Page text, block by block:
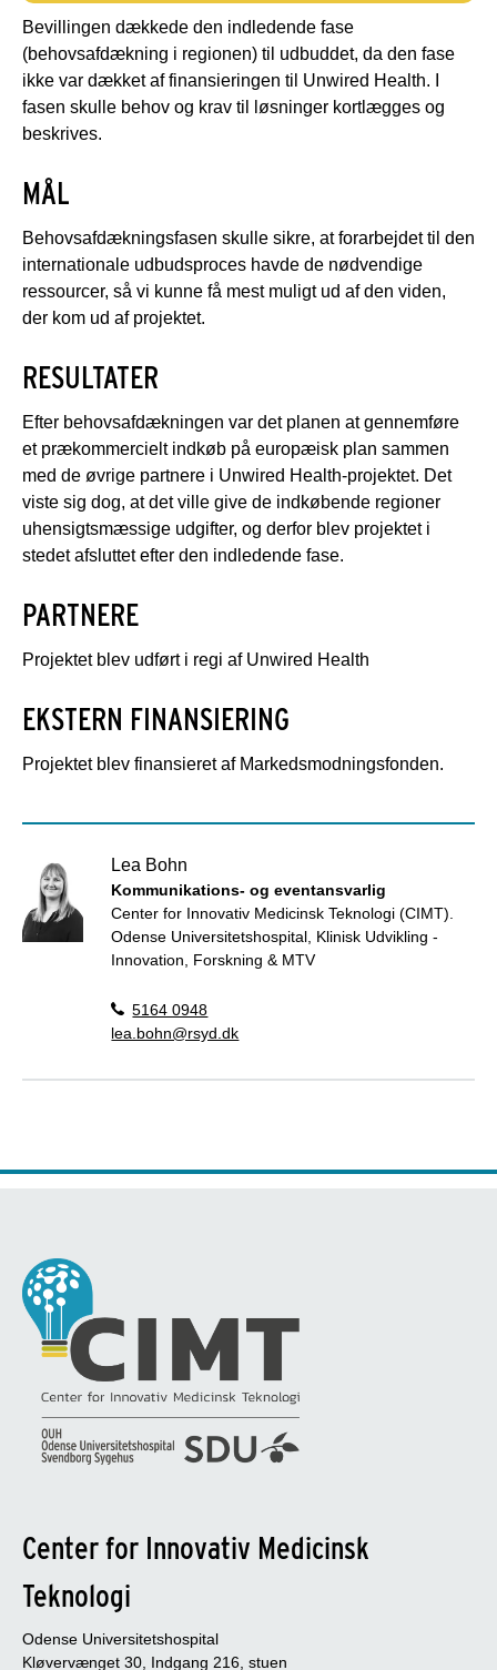
Bevillingen dækkede den indledende fase
(behovsafdækning i regionen) til udbuddet, da den fase
ikke var dækket af finansieringen til Unwired Health. I
fasen skulle behov og krav til løsninger kortlægges og
beskrives.
MÅL
Behovsafdækningsfasen skulle sikre, at forarbejdet til den
internationale udbudsproces havde de nødvendige
ressourcer, så vi kunne få mest muligt ud af den viden,
der kom ud af projektet.
RESULTATER
Efter behovsafdækningen var det planen at gennemføre
et prækommercielt indkøb på europæisk plan sammen
med de øvrige partnere i Unwired Health-projektet. Det
viste sig dog, at det ville give de indkøbende regioner
uhensigtsmæssige udgifter, og derfor blev projektet i
stedet afsluttet efter den indledende fase.
PARTNERE
Projektet blev udført i regi af Unwired Health
EKSTERN FINANSIERING
Projektet blev finansieret af Markedsmodningsfonden.
Lea Bohn
Kommunikations- og eventansvarlig
Center for Innovativ Medicinsk Teknologi (CIMT).
Odense Universitetshospital, Klinisk Udvikling -
Innovation, Forskning & MTV
5164 0948
lea.bohn@rsyd.dk
Center for Innovativ Medicinsk
Teknologi
Odense Universitetshospital
Kløvervænget 30, Indgang 216, stuen